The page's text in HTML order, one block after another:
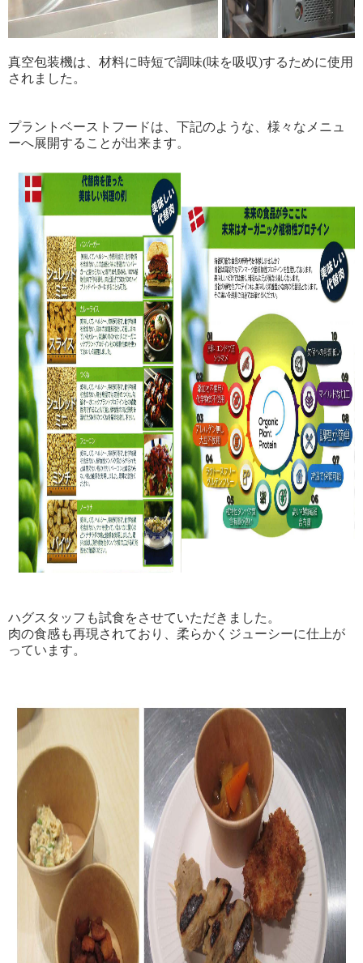
真空包装機は、材料に時短で調味(味を吸収)するために使用
されました。
プラントベーストフードは、下記のような、様々なメニュ
ーへ展開することが出来ます。
ハグスタッフも試食をさせていただきました。
肉の食感も再現されており、柔らかくジューシーに仕上が
っています。